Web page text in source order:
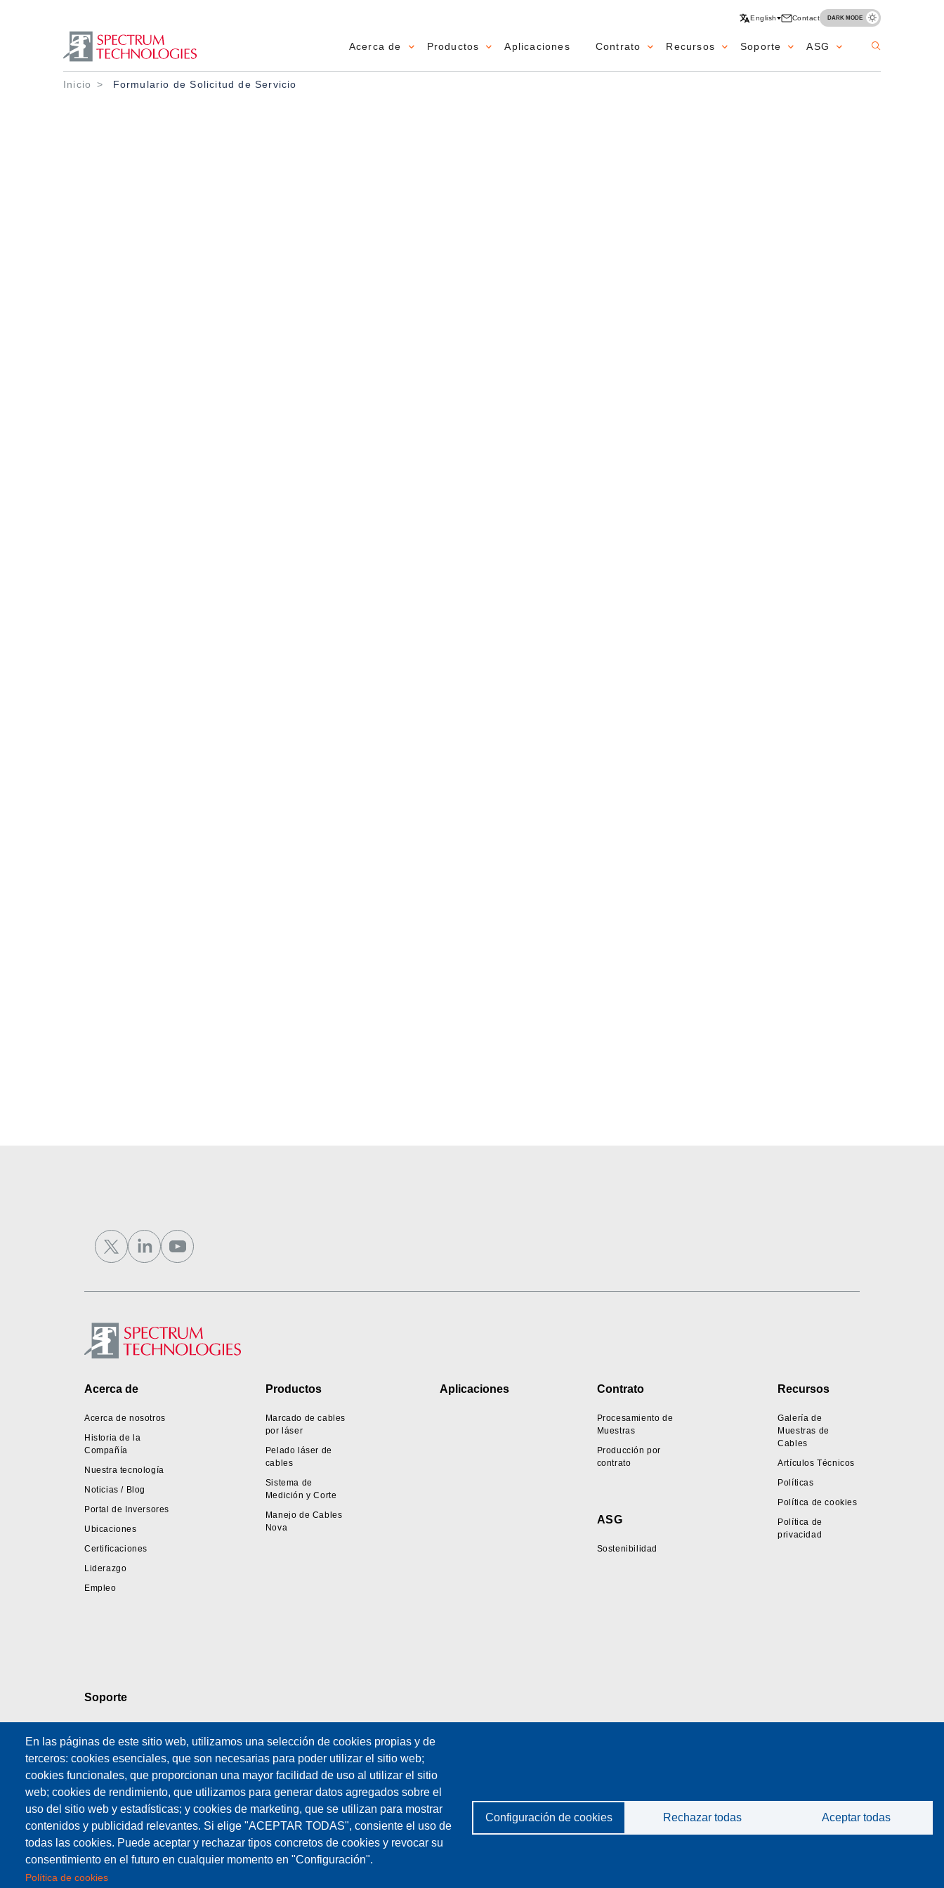
English Contact DARK MODE
Main navigation
Acerca de Productos Aplicaciones Contrato Recursos Soporte ASG
Ruta de navegación
Inicio Formulario de Solicitud de Servicio
En las páginas de este sitio web, utilizamos una selección de cookies propias y de
terceros: cookies esenciales, que son necesarias para poder utilizar el sitio web;
cookies funcionales, que proporcionan una mayor facilidad de uso al utilizar el sitio
web; cookies de rendimiento, que utilizamos para generar datos agregados sobre el
uso del sitio web y estadísticas; y cookies de marketing, que se utilizan para mostrar
contenidos y publicidad relevantes. Si elige "ACEPTAR TODAS", consiente el uso de
todas las cookies. Puede aceptar y rechazar tipos concretos de cookies y revocar su
consentimiento en el futuro en cualquier momento en "Configuración".
Política de cookies
Configuración de cookies Rechazar todas Aceptar todas
Footer
Acerca de
Acerca de nosotros
Historia de la
Compañía
Nuestra tecnología
Noticias / Blog
Portal de Inversores
Ubicaciones
Certificaciones
Liderazgo
Empleo
Productos
Marcado de cables
por láser
Pelado láser de
cables
Sistema de
Medición y Corte
Manejo de Cables
Nova
Aplicaciones Contrato
Procesamiento de
Muestras
Producción por
contrato
ASG
Sostenibilidad
Recursos
Galería de
Muestras de
Cables
Artículos Técnicos
Políticas
Política de cookies
Política de
privacidad
Soporte
Formación
solicitud de servicio
Contratos de
Mantenimiento